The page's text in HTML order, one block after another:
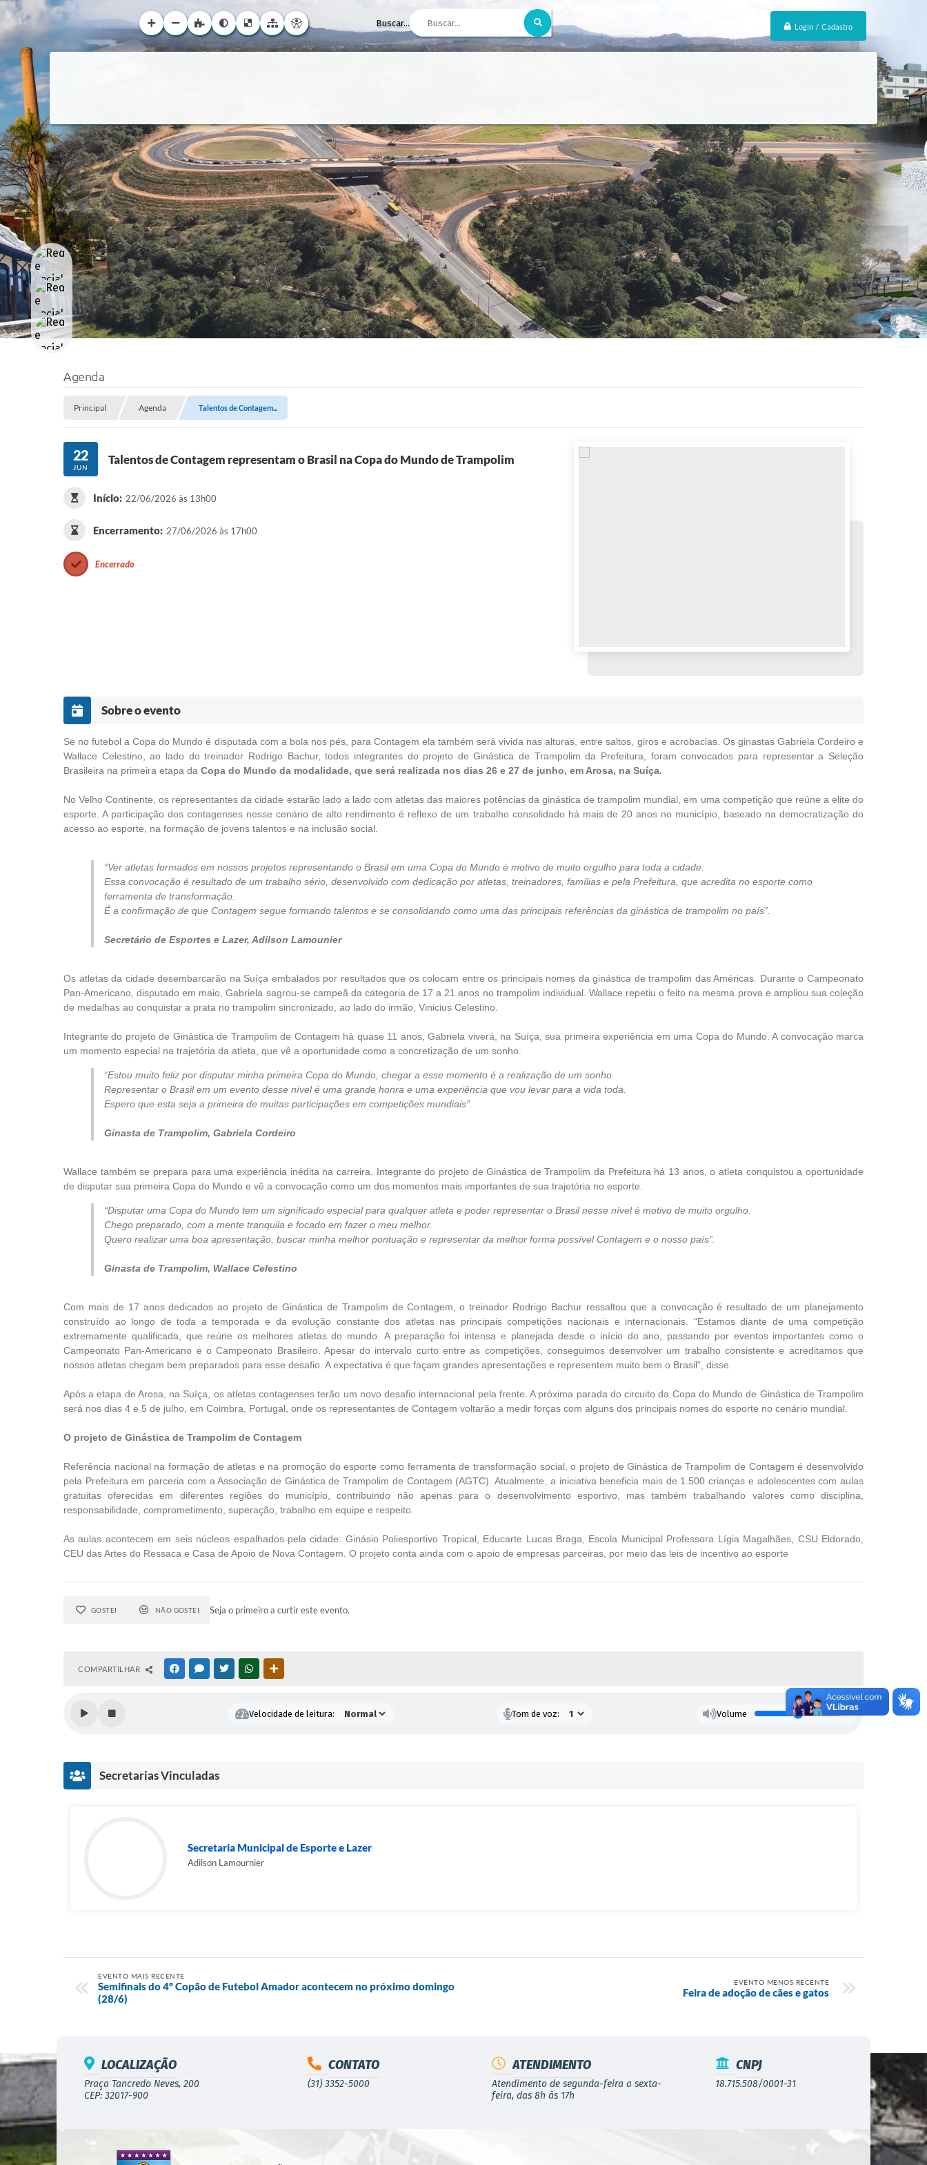
Login / Cadastro
Buscar...
Agenda
Principal Agenda Talentos de Contagem...
22
JUN
Talentos de Contagem representam o Brasil na Copa do Mundo de Trampolim
Início: 22/06/2026 às 13h00
Encerramento: 27/06/2026 às 17h00
Encerrado
Sobre o evento
Se no futebol a Copa do Mundo é disputada com a bola nos pés, para Contagem ela também será vivida nas alturas, entre saltos, giros e acrobacias. Os ginastas Gabriela Cordeiro e
Wallace Celestino, ao lado do treinador Rodrigo Bachur, todos integrantes do projeto de Ginástica de Trampolim da Prefeitura, foram convocados para representar a Seleção
Brasileira na primeira etapa da Copa do Mundo da modalidade, que será realizada nos dias 26 e 27 de junho, em Arosa, na Suíça.
No Velho Continente, os representantes da cidade estarão lado a lado com atletas das maiores potências da ginástica de trampolim mundial, em uma competição que reúne a elite do
esporte. A participação dos contagenses nesse cenário de alto rendimento é reflexo de um trabalho consolidado há mais de 20 anos no município, baseado na democratização do
acesso ao esporte, na formação de jovens talentos e na inclusão social.
“Ver atletas formados em nossos projetos representando o Brasil em uma Copa do Mundo é motivo de muito orgulho para toda a cidade.
Essa convocação é resultado de um trabalho sério, desenvolvido com dedicação por atletas, treinadores, famílias e pela Prefeitura, que acredita no esporte como
ferramenta de transformação.
É a confirmação de que Contagem segue formando talentos e se consolidando como uma das principais referências da ginástica de trampolim no país”.
Secretário de Esportes e Lazer, Adilson Lamounier
Os atletas da cidade desembarcarão na Suíça embalados por resultados que os colocam entre os principais nomes da ginástica de trampolim das Américas. Durante o Campeonato
Pan-Americano, disputado em maio, Gabriela sagrou-se campeã da categoria de 17 a 21 anos no trampolim individual. Wallace repetiu o feito na mesma prova e ampliou sua coleção
de medalhas ao conquistar a prata no trampolim sincronizado, ao lado do irmão, Vinicius Celestino.
Integrante do projeto de Ginástica de Trampolim de Contagem há quase 11 anos, Gabriela viverá, na Suíça, sua primeira experiência em uma Copa do Mundo. A convocação marca
um momento especial na trajetória da atleta, que vê a oportunidade como a concretização de um sonho.
“Estou muito feliz por disputar minha primeira Copa do Mundo, chegar a esse momento é a realização de um sonho.
Representar o Brasil em um evento desse nível é uma grande honra e uma experiência que vou levar para a vida toda.
Espero que esta seja a primeira de muitas participações em competições mundiais”.
Ginasta de Trampolim, Gabriela Cordeiro
Wallace também se prepara para uma experiência inédita na carreira. Integrante do projeto de Ginástica de Trampolim da Prefeitura há 13 anos, o atleta conquistou a oportunidade
de disputar sua primeira Copa do Mundo e vê a convocação como um dos momentos mais importantes de sua trajetória no esporte.
“Disputar uma Copa do Mundo tem um significado especial para qualquer atleta e poder representar o Brasil nesse nível é motivo de muito orgulho.
Chego preparado, com a mente tranquila e focado em fazer o meu melhor.
Quero realizar uma boa apresentação, buscar minha melhor pontuação e representar da melhor forma possível Contagem e o nosso país”.
Ginasta de Trampolim, Wallace Celestino
Com mais de 17 anos dedicados ao projeto de Ginástica de Trampolim de Contagem, o treinador Rodrigo Bachur ressaltou que a convocação é resultado de um planejamento
construído ao longo de toda a temporada e da evolução constante dos atletas nas principais competições nacionais e internacionais. “Estamos diante de uma competição
extremamente qualificada, que reúne os melhores atletas do mundo. A preparação foi intensa e planejada desde o início do ano, passando por eventos importantes como o
Campeonato Pan-Americano e o Campeonato Brasileiro. Apesar do intervalo curto entre as competições, conseguimos desenvolver um trabalho consistente e acreditamos que
nossos atletas chegam bem preparados para esse desafio. A expectativa é que façam grandes apresentações e representem muito bem o Brasil”, disse.
Após a etapa de Arosa, na Suíça, os atletas contagenses terão um novo desafio internacional pela frente. A próxima parada do circuito da Copa do Mundo de Ginástica de Trampolim
será nos dias 4 e 5 de julho, em Coimbra, Portugal, onde os representantes de Contagem voltarão a medir forças com alguns dos principais nomes do esporte no cenário mundial.
O projeto de Ginástica de Trampolim de Contagem
Referência nacional na formação de atletas e na promoção do esporte como ferramenta de transformação social, o projeto de Ginástica de Trampolim de Contagem é desenvolvido
pela Prefeitura em parceria com a Associação de Ginástica de Trampolim de Contagem (AGTC). Atualmente, a iniciativa beneficia mais de 1.500 crianças e adolescentes com aulas
gratuitas oferecidas em diferentes regiões do município, contribuindo não apenas para o desenvolvimento esportivo, mas também trabalhando valores como disciplina,
responsabilidade, comprometimento, superação, trabalho em equipe e respeito.
As aulas acontecem em seis núcleos espalhados pela cidade: Ginásio Poliesportivo Tropical, Educarte Lucas Braga, Escola Municipal Professora Lígia Magalhães, CSU Eldorado,
CEU das Artes do Ressaca e Casa de Apoio de Nova Contagem. O projeto conta ainda com o apoio de empresas parceiras, por meio das leis de incentivo ao esporte
GOSTEI NÃO GOSTEI Seja o primeiro a curtir este evento.
COMPARTILHAR FACEBOOKMESSENGER
TWITTERWHATSAPP
Velocidade de leitura: Tom de voz: Volume
Secretarias Vinculadas
Secretaria Municipal de Esporte e Lazer
Adilson Lamournier
EVENTO MAIS RECENTE
Semifinais do 4º Copão de Futebol Amador acontecem no próximo domingo
(28/6)
EVENTO MENOS RECENTE
Feira de adoção de cães e gatos
LOCALIZAÇÃO
Praça Tancredo Neves, 200
CEP: 32017-900
CONTATO
(31) 3352-5000
ATENDIMENTO
Atendimento de segunda-feira a sexta-
feira, das 8h às 17h
CNPJ
18.715.508/0001-31